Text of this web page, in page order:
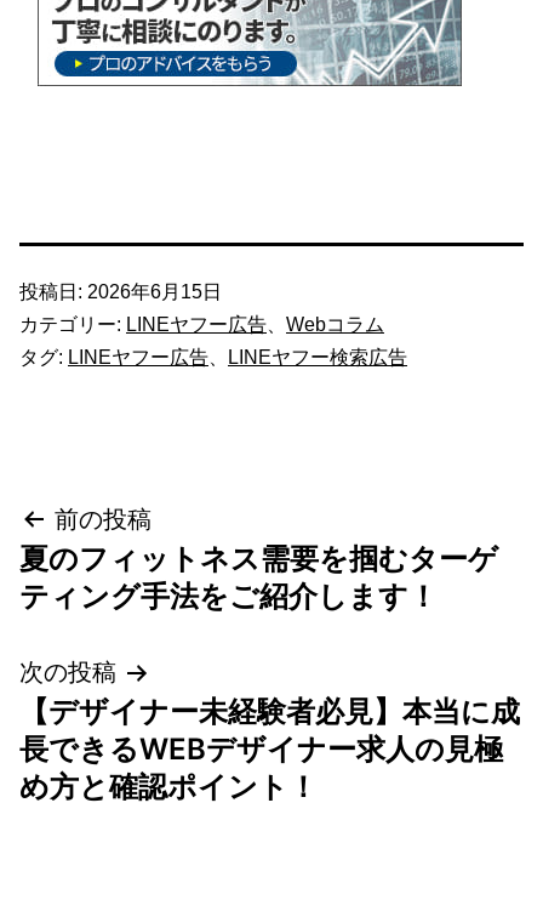
投稿日: 2026年6月15日
カテゴリー: LINEヤフー広告
Webコラム
タグ: LINEヤフー広告 LINEヤフー検索広告
投
稿
ビ
ゲ
ー
前の投稿
夏のフィットネス需要を掴むターゲ
ティング手法をご紹介します！
次の投稿
【デザイナー未経験者必見】本当に成
長できるWEBデザイナー求人の見極
め方と確認ポイント！